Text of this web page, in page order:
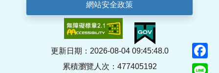
網站安全政策
更新日期：2026-08-04 09:45:48.0
累積瀏覽人次：477405192